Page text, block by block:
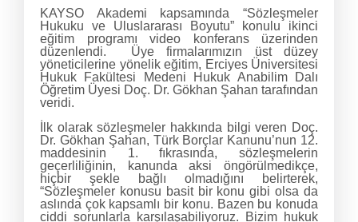
KAYSO Akademi kapsamında “Sözleşmeler
Hukuku ve Uluslararası Boyutu” konulu ikinci
eğitim programı video konferans üzerinden
düzenlendi. Üye firmalarımızın üst düzey
yöneticilerine yönelik eğitim, Erciyes Üniversitesi
Hukuk Fakültesi Medeni Hukuk Anabilim Dalı
Öğretim Üyesi Doç. Dr. Gökhan Şahan tarafından
veridi.
İlk olarak sözleşmeler hakkında bilgi veren Doç.
Dr. Gökhan Şahan, Türk Borçlar Kanunu’nun 12.
maddesinin 1. fıkrasında, sözleşmelerin
geçerliliğinin, kanunda aksi öngörülmedikçe,
hiçbir şekle bağlı olmadığını belirterek,
“Sözleşmeler konusu basit bir konu gibi olsa da
aslında çok kapsamlı bir konu. Bazen bu konuda
ciddi sorunlarla karşılaşabiliyoruz. Bizim hukuk